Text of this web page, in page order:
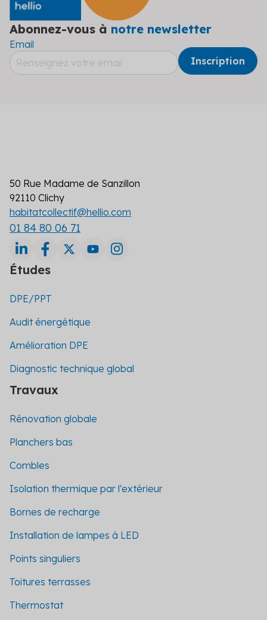
Abonnez-vous à notre newsletter
Email
50 Rue Madame de Sanzillon
92110 Clichy
habitatcollectif@hellio.com
01 84 80 06 71
Études
DPE/PPT
Audit énergétique
Amélioration DPE
Diagnostic technique global
Travaux
Rénovation globale
Planchers bas
Combles
Isolation thermique par l'extérieur
Bornes de recharge
Installation de lampes à LED
Points singuliers
Toitures terrasses
Thermostat